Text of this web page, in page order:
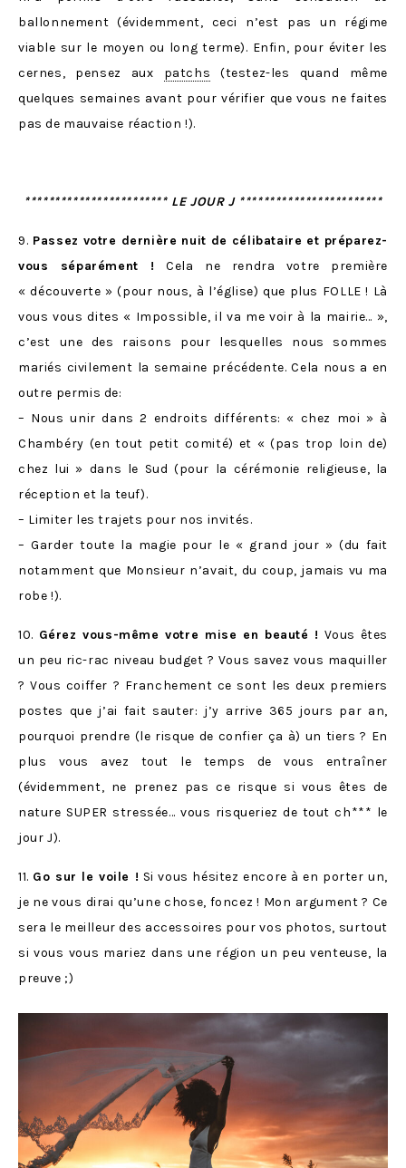
ballonnement (évidemment, ceci n’est pas un régime
viable sur le moyen ou long terme). Enfin, pour éviter les
cernes, pensez aux patchs (testez-les quand même
quelques semaines avant pour vérifier que vous ne faites
pas de mauvaise réaction !).
************************ LE JOUR J ************************
9. Passez votre dernière nuit de célibataire et préparez-
vous séparément !
Cela ne rendra votre première
« découverte » (pour nous, à l’église) que plus FOLLE ! Là
vous vous dites « Impossible, il va me voir à la mairie… »,
c’est une des raisons pour lesquelles nous sommes
mariés civilement la semaine précédente. Cela nous a en
outre permis de:
– Nous unir dans 2 endroits différents: « chez moi » à
Chambéry (en tout petit comité) et « (pas trop loin de)
chez lui » dans le Sud (pour la cérémonie religieuse, la
réception et la teuf).
– Limiter les trajets pour nos invités.
– Garder toute la magie pour le « grand jour » (du fait
notamment que Monsieur n’avait, du coup, jamais vu ma
robe !).
10. Gérez vous-même votre mise en beauté ! Vous êtes
un peu ric-rac niveau budget ? Vous savez vous maquiller
? Vous coiffer ? Franchement ce sont les deux premiers
postes que j’ai fait sauter: j’y arrive 365 jours par an,
pourquoi prendre (le risque de confier ça à) un tiers ? En
plus vous avez tout le temps de vous entraîner
(évidemment, ne prenez pas ce risque si vous êtes de
nature SUPER stressée… vous risqueriez de tout ch*** le
jour J).
11. Go sur le voile ! Si vous hésitez encore à en porter un,
je ne vous dirai qu’une chose, foncez ! Mon argument ? Ce
sera le meilleur des accessoires pour vos photos, surtout
si vous vous mariez dans une région un peu venteuse, la
preuve ;)